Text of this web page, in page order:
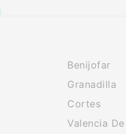
Benijofar
Granadilla
Cortes
Valencia